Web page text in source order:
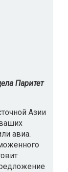
Паритет
Азии
авиа.